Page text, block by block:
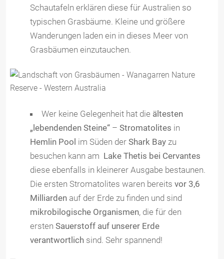
Schautafeln erklären diese für Australien so
typischen Grasbäume. Kleine und größere
Wanderungen laden ein in dieses Meer von
Grasbäumen einzutauchen.
Wer keine Gelegenheit hat die ältesten
„lebendenden Steine“ – Stromatolites in
Hemlin Pool im Süden der Shark Bay zu
besuchen kann am Lake Thetis bei Cervantes
diese ebenfalls in kleinerer Ausgabe bestaunen.
Die ersten Stromatolites waren bereits vor 3,6
Milliarden auf der Erde zu finden und sind
mikrobilogische Organismen, die für den
ersten Sauerstoff auf unserer Erde
verantwortlich sind. Sehr spannend!